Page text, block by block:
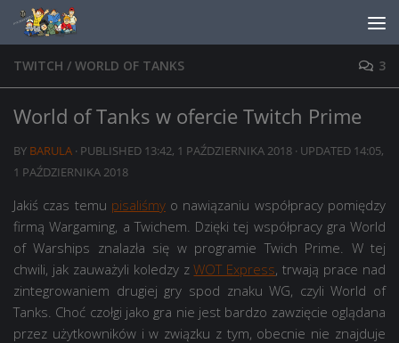
Skip to content
TWITCH / WORLD OF TANKS 3
World of Tanks w ofercie Twitch Prime
BY BARULA · PUBLISHED 13:42, 1 PAŹDZIERNIKA 2018 · UPDATED 14:05,
1 PAŹDZIERNIKA 2018
Jakiś czas temu pisaliśmyo nawiązaniu współpracy pomiędzy
firmą Wargaming, a Twichem. Dzięki tej współpracy gra World
of Warships znalazła się w programie Twich Prime. W tej
chwili, jak zauważyli koledzy zWOT Express, trwają prace nad
zintegrowaniem drugiej gry spod znaku WG, czyli World of
Tanks. Choć czołgi jako gra nie jest bardzo zawzięcie oglądana
przez użytkowników i w związku z tym, obecnie nie znajduje